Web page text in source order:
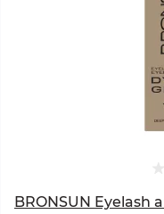
BRONSUN Eyelash